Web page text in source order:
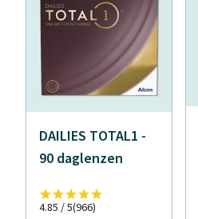
DAILIES TOTAL1 -
90 daglenzen
4.85 / 5(966)